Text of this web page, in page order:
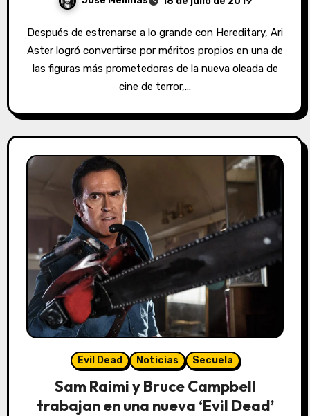
Después de estrenarse a lo grande con Hereditary, Ari
Aster logró convertirse por méritos propios en una de
las figuras más prometedoras de la nueva oleada de
cine de terror,…
Evil Dead Noticias Secuela
Sam Raimi y Bruce Campbell
trabajan en una nueva ‘Evil Dead’